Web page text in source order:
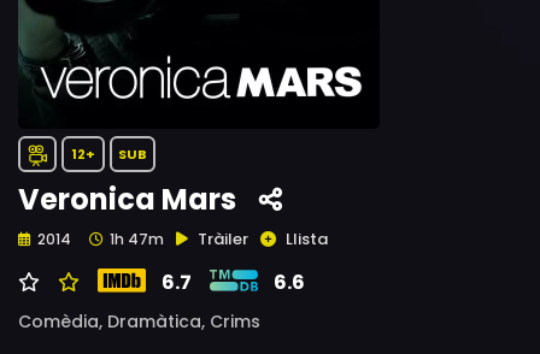
12+ SUB
Veronica Mars
2014 1h 47m Tràiler Llista
6.7 6.6
Comèdia, Dramàtica, Crims